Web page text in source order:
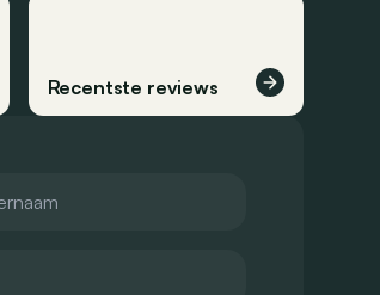
Recentste reviews